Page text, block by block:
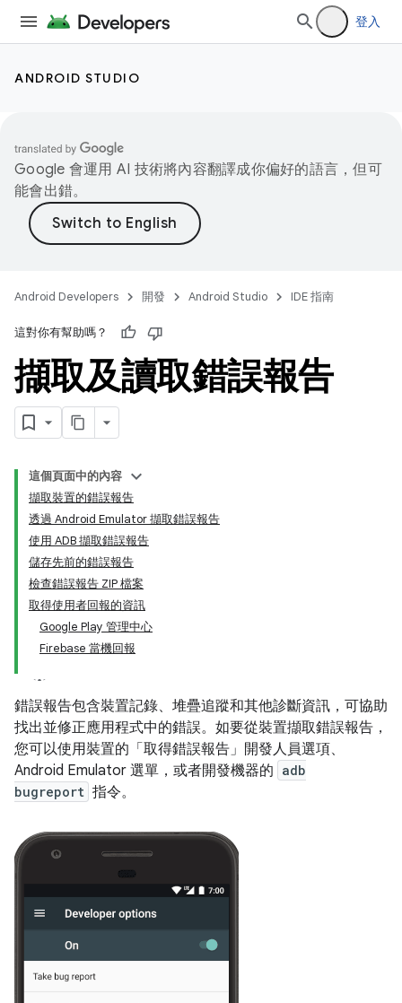
登入
ANDROID STUDIO
Google 會運用 AI 技術將內容翻譯成你偏好的語言，但可
能會出錯。
Android Developers 開發 Android Studio IDE 指南
這對你有幫助嗎？
擷取及讀取錯誤報告
這個頁面中的內容
擷取裝置的錯誤報告
透過 Android Emulator 擷取錯誤報告
使用 ADB 擷取錯誤報告
儲存先前的錯誤報告
檢查錯誤報告 ZIP 檔案
取得使用者回報的資訊
Google Play 管理中心
Firebase 當機回報
錯誤報告包含裝置記錄、堆疊追蹤和其他診斷資訊，可協助
找出並修正應用程式中的錯誤。如要從裝置擷取錯誤報告，
您可以使用裝置的「取得錯誤報告」 開發人員選項、
Android Emulator 選單，或者開發機器的 adb
bugreport 指令。